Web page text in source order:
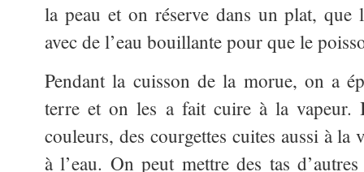
la peau et on réserve dans un plat, que
avec de l’eau bouillante pour que le
Pendant la cuisson de la morue, on a
terre et on les a fait cuire à la
couleurs, des courgettes cuites aussi à la
à l’eau. On peut mettre des tas